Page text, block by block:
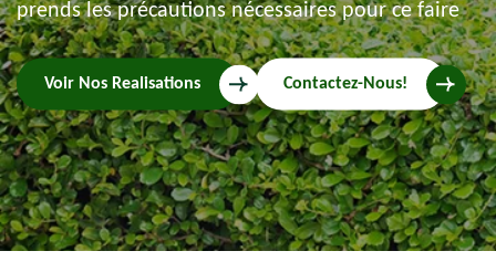
prends les précautions nécessaires pour ce faire
Voir Nos Realisations Contactez-Nous!